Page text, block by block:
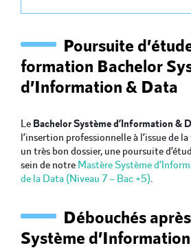
Poursuite
formation Bachelor
d’Information & Data
Le Bachelor Système d’Information &
l’insertion professionnelle à l’issue de
un très bon dossier, une poursuite
sein de notre Mastère Système
de la Data (Niveau 7 – Bac +5).
Débouchés
Système